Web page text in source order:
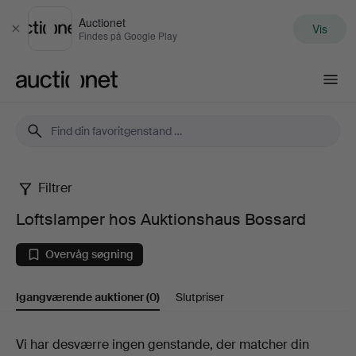
Luk
Auctionet
Findes på Google Play Vis
Loftslamper
hos
Auktionshaus
Bossard
Filtrer
Loftslamper hos Auktionshaus Bossard
Overvåg søgning
Igangværende auktioner(0) Slutpriser
Igangværende
Vi har desværre ingen genstande, der matcher din